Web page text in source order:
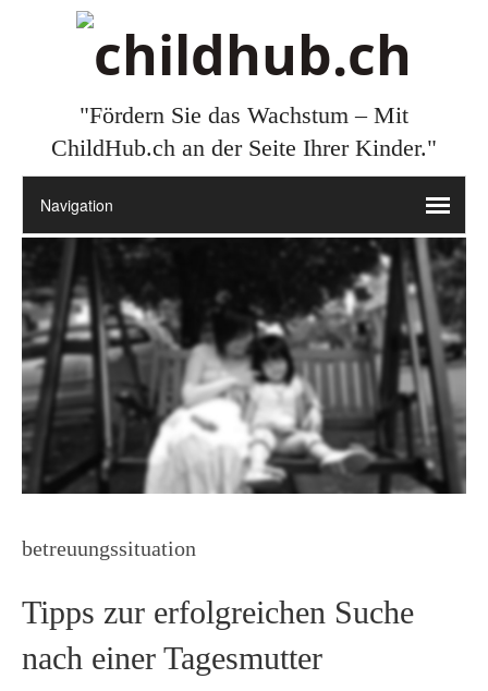
"Fördern Sie das Wachstum – Mit
ChildHub.ch an der Seite Ihrer Kinder."
betreuungssituation
Tipps zur erfolgreichen Suche
nach einer Tagesmutter